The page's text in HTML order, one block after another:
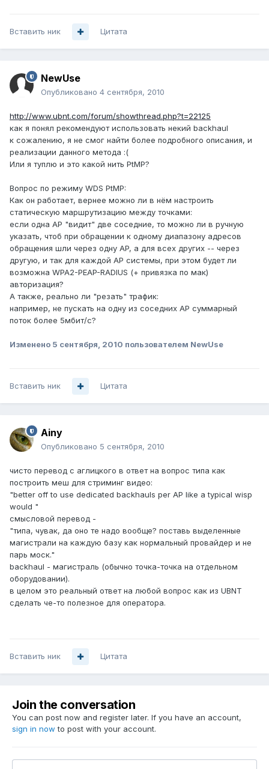
Вставить ник Цитата
NewUse
Опубликовано 4 сентября, 2010
http://www.ubnt.com/forum/showthread.php?t=22125
как я понял рекомендуют использовать некий backhaul
к сожалению, я не смог найти более подробного описания, и
реализации данного метода :(
Или я туплю и это какой нить PtMP?
Вопрос по режиму WDS PtMP:
Как он работает, вернее можно ли в нём настроить
статическую маршрутизацию между точками:
если одна AP "видит" две соседние, то можно ли в ручную
указать, чтоб при обращении к одному диапазону адресов
обращения шли через одну AP, а для всех других -- через
другую, и так для каждой AP системы, при этом будет ли
возможна WPA2-PEAP-RADIUS (+ привязка по мак)
авторизация?
А также, реально ли "резать" трафик:
например, не пускать на одну из соседних AP суммарный
поток более 5мбит/с?
Изменено 5 сентября, 2010 пользователем NewUse
Вставить ник Цитата
Ainy
Опубликовано 5 сентября, 2010
чисто перевод с аглицкого в ответ на вопрос типа как
построить меш для стриминг видео:
"better off to use dedicated backhauls per AP like a typical wisp
would "
смысловой перевод -
"типа, чувак, да оно те надо вообще? поставь выделенные
магистрали на каждую базу как нормальный провайдер и не
парь моск."
backhaul - магистраль (обычно точка-точка на отдельном
оборудовании).
в целом это реальный ответ на любой вопрос как из UBNT
сделать че-то полезное для оператора.
Вставить ник Цитата
Join the conversation
You can post now and register later. If you have an account,
sign in now to post with your account.